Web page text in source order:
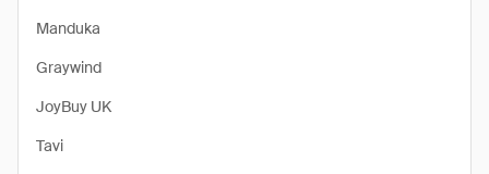
Manduka
Graywind
JoyBuy UK
Tavi